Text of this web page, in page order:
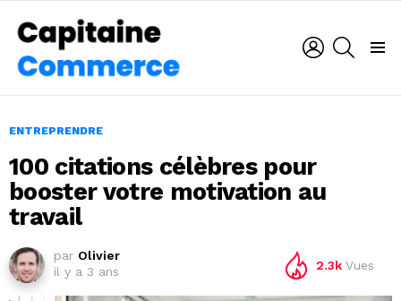
CONNEXION
ENTREPRENDRE
100 citations célèbres pour
booster votre motivation au
travail
par Olivier
il y a 3 ans
2.3k Vues